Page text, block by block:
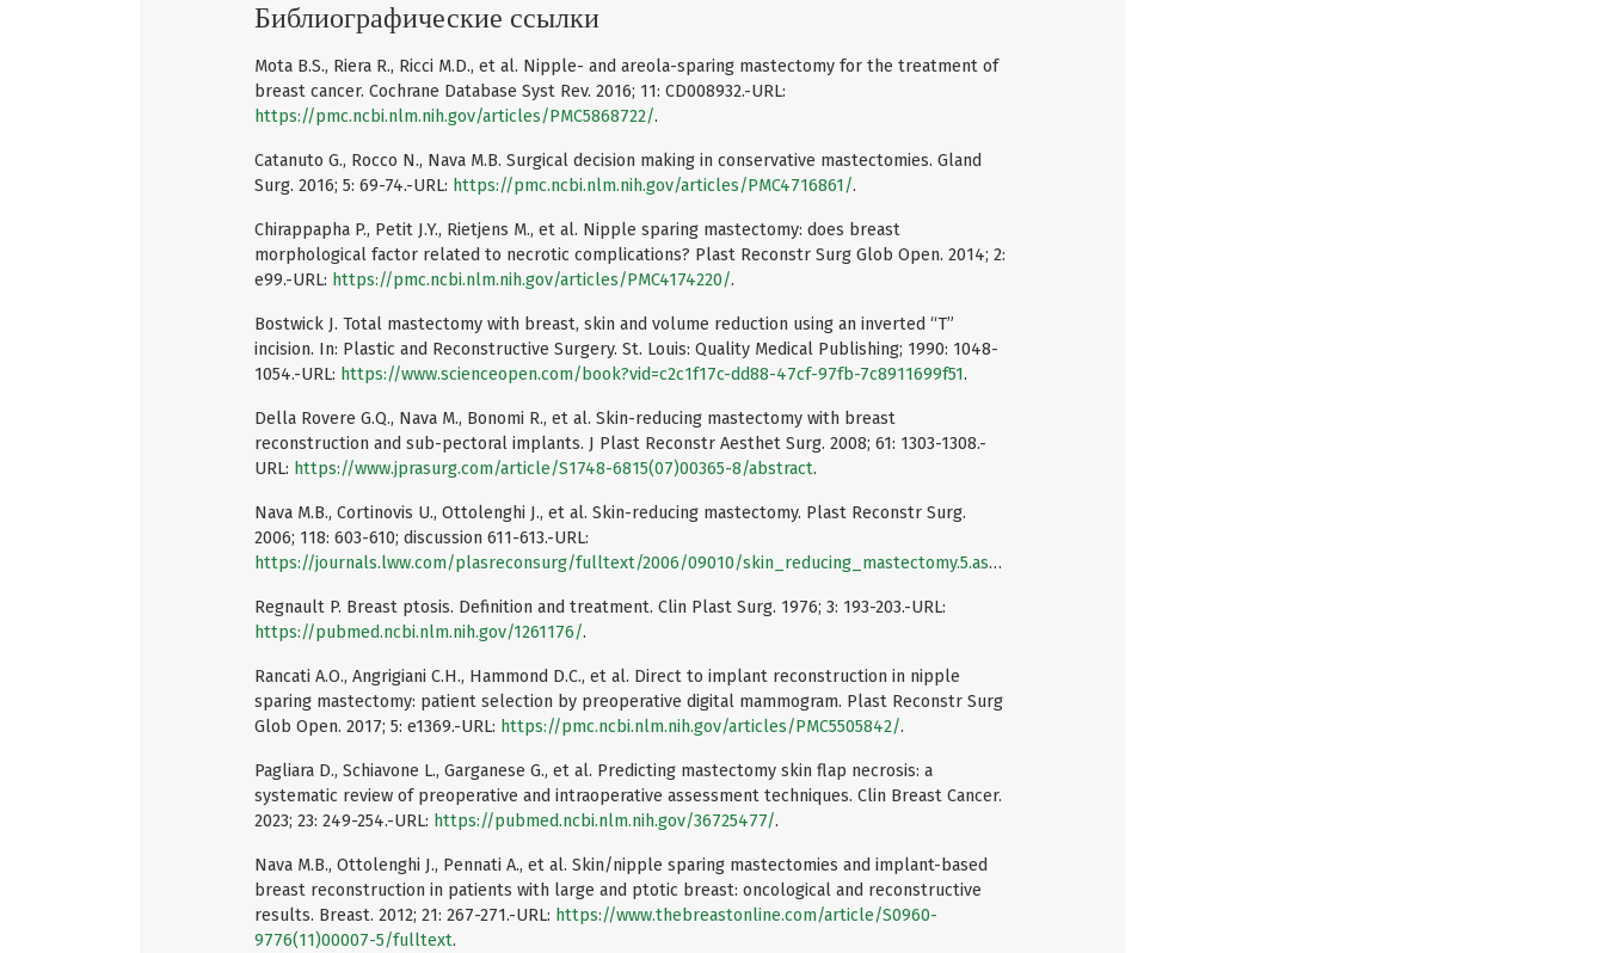
Библиографические ссылки
Mota B.S., Riera R., Ricci M.D., et al. Nipple- and areola-sparing mastectomy for the treatment of
breast cancer. Cochrane Database Syst Rev. 2016; 11: CD008932.-URL:
https://pmc.ncbi.nlm.nih.gov/articles/PMC5868722/.
Catanuto G., Rocco N., Nava M.B. Surgical decision making in conservative mastectomies. Gland
Surg. 2016; 5: 69-74.-URL: https://pmc.ncbi.nlm.nih.gov/articles/PMC4716861/.
Chirappapha P., Petit J.Y., Rietjens M., et al. Nipple sparing mastectomy: does breast
morphological factor related to necrotic complications? Plast Reconstr Surg Glob Open. 2014; 2:
e99.-URL: https://pmc.ncbi.nlm.nih.gov/articles/PMC4174220/.
Bostwick J. Total mastectomy with breast, skin and volume reduction using an inverted “T”
incision. In: Plastic and Reconstructive Surgery. St. Louis: Quality Medical Publishing; 1990: 1048-
1054.-URL: https://www.scienceopen.com/book?vid=c2c1f17c-dd88-47cf-97fb-7c8911699f51.
Della Rovere G.Q., Nava M., Bonomi R., et al. Skin-reducing mastectomy with breast
reconstruction and sub-pectoral implants. J Plast Reconstr Aesthet Surg. 2008; 61: 1303-1308.-
URL: https://www.jprasurg.com/article/S1748-6815(07)00365-8/abstract.
Nava M.B., Cortinovis U., Ottolenghi J., et al. Skin-reducing mastectomy. Plast Reconstr Surg.
2006; 118: 603-610; discussion 611-613.-URL:
https://journals.lww.com/plasreconsurg/fulltext/2006/09010/skin_reducing_mastectomy.5.aspx
Regnault P. Breast ptosis. Definition and treatment. Clin Plast Surg. 1976; 3: 193-203.-URL:
https://pubmed.ncbi.nlm.nih.gov/1261176/.
Rancati A.O., Angrigiani C.H., Hammond D.C., et al. Direct to implant reconstruction in nipple
sparing mastectomy: patient selection by preoperative digital mammogram. Plast Reconstr Surg
Glob Open. 2017; 5: e1369.-URL: https://pmc.ncbi.nlm.nih.gov/articles/PMC5505842/.
Pagliara D., Schiavone L., Garganese G., et al. Predicting mastectomy skin flap necrosis: a
systematic review of preoperative and intraoperative assessment techniques. Clin Breast Cancer.
2023; 23: 249-254.-URL: https://pubmed.ncbi.nlm.nih.gov/36725477/.
Nava M.B., Ottolenghi J., Pennati A., et al. Skin/nipple sparing mastectomies and implant-based
breast reconstruction in patients with large and ptotic breast: oncological and reconstructive
results. Breast. 2012; 21: 267-271.-URL: https://www.thebreastonline.com/article/S0960-
9776(11)00007-5/fulltext.